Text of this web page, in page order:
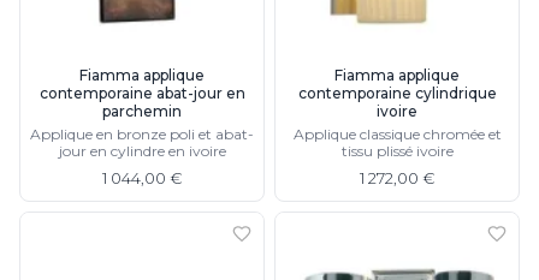
Fiamma applique
contemporaine abat-jour en
parchemin
Applique en bronze poli et abat-
jour en cylindre en ivoire
1 044,00 €
Fiamma applique
contemporaine cylindrique
ivoire
Applique classique chromée et
tissu plissé ivoire
1 272,00 €